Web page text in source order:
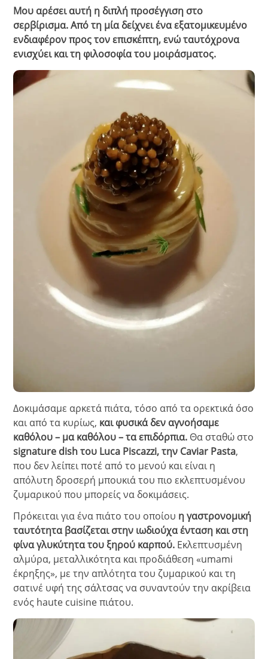
Μου αρέσει αυτή η διπλή προσέγγιση στο
σερβίρισμα. Από τη μία δείχνει ένα εξατομικευμένο
ενδιαφέρον προς τον επισκέπτη, ενώ ταυτόχρονα
ενισχύει και τη φιλοσοφία του μοιράσματος.
Δοκιμάσαμε αρκετά πιάτα, τόσο από τα ορεκτικά όσο
και από τα κυρίως, και φυσικά δεν αγνοήσαμε
καθόλου – μα καθόλου – τα επιδόρπια. Θα σταθώ στο
signature dish του Luca Piscazzi, την Caviar Pasta,
που δεν λείπει ποτέ από το μενού και είναι η
απόλυτη δροσερή μπουκιά του πιο εκλεπτυσμένου
ζυμαρικού που μπορείς να δοκιμάσεις.
Πρόκειται για ένα πιάτο του οποίου η γαστρονομική
ταυτότητα βασίζεται στην ιωδιούχα ένταση και στη
φίνα γλυκύτητα του ξηρού καρπού. Εκλεπτυσμένη
αλμύρα, μεταλλικότητα και προδιάθεση «umami
έκρηξης», με την απλότητα του ζυμαρικού και τη
σατινέ υφή της σάλτσας να συναντούν την ακρίβεια
ενός haute cuisine πιάτου.